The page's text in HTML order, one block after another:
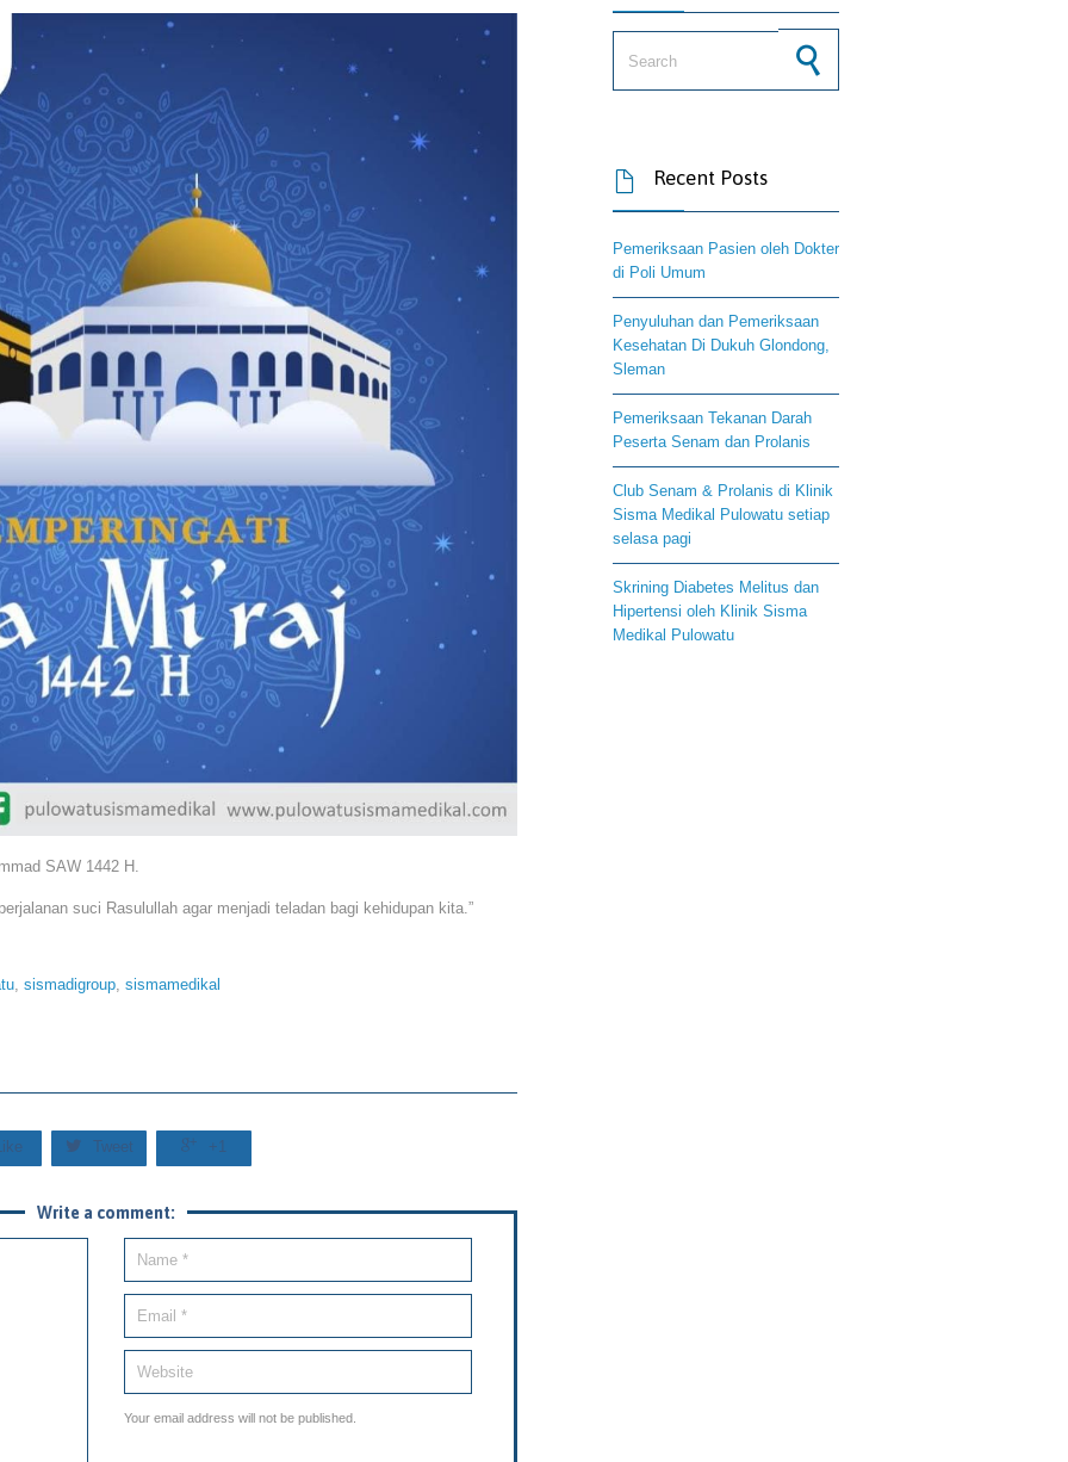
SAW 1442 H.
suci Rasulullah agar menjadi teladan bagi kehidupan kita.”
, sismadigroup, sismamedikal
 Tweet  +1
Write a comment:
Your email address will not be published.
 Recent Posts
Pemeriksaan Pasien oleh Dokter
di Poli Umum
Penyuluhan dan Pemeriksaan
Kesehatan Di Dukuh Glondong,
Sleman
Pemeriksaan Tekanan Darah
Peserta Senam dan Prolanis
Club Senam & Prolanis di Klinik
Sisma Medikal Pulowatu setiap
selasa pagi
Skrining Diabetes Melitus dan
Hipertensi oleh Klinik Sisma
Medikal Pulowatu